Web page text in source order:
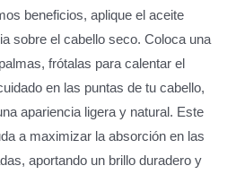
beneficios, aplique el aceite
sobre el cabello seco. Coloca una
frótalas para calentar el
en las puntas de tu cabello,
apariencia ligera y natural. Este
a maximizar la absorción en las
aportando un brillo duradero y